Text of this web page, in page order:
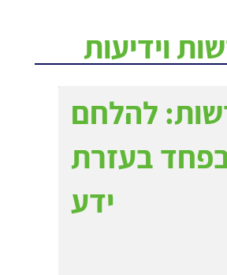
וידיעות
להלחם
בעזרת
ידע